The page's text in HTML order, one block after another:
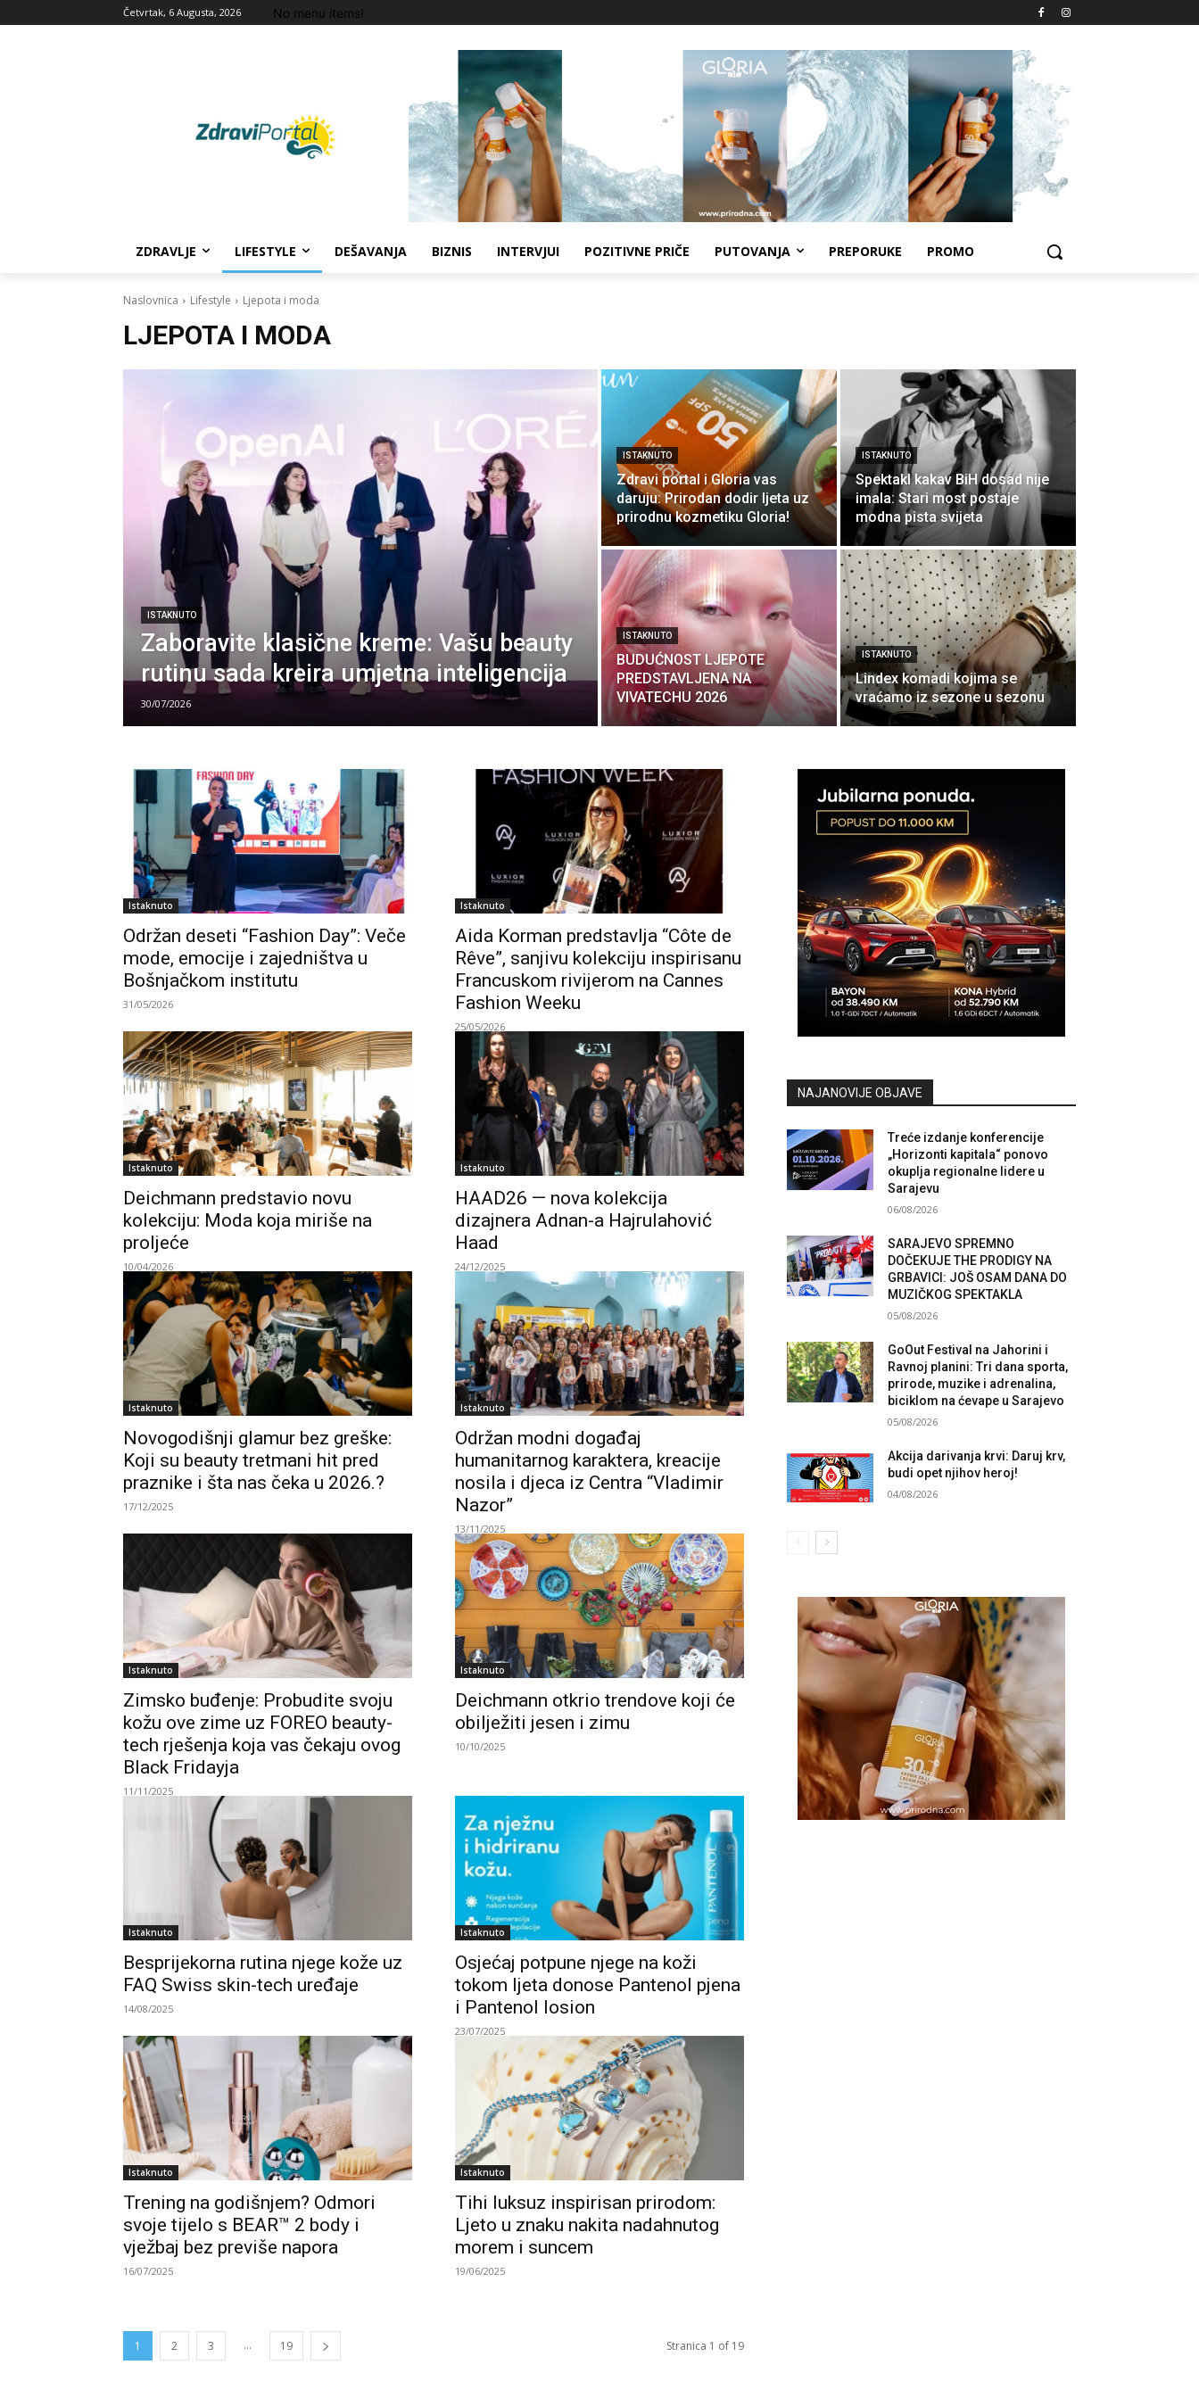
Četvrtak, 6 Augusta, 2026 No menu items!
ZDRAVLJE LIFESTYLE DEŠAVANJA BIZNIS INTERVJUI POZITIVNE PRIČE PUTOVANJA PREPORUKE PROMO
Naslovnica Lifestyle Ljepota i moda
LJEPOTA I MODA
ISTAKNUTO
Zaboravite klasične kreme: Vašu beauty
rutinu sada kreira umjetna inteligencija
30/07/2026
ISTAKNUTO
Zdravi portal i Gloria vas
daruju: Prirodan dodir ljeta uz
prirodnu kozmetiku Gloria!
ISTAKNUTO
Spektakl kakav BiH dosad nije
imala: Stari most postaje
modna pista svijeta
ISTAKNUTO
BUDUĆNOST LJEPOTE
PREDSTAVLJENA NA
VIVATECHU 2026
ISTAKNUTO
Lindex komadi kojima se
vraćamo iz sezone u sezonu
Istaknuto
Održan deseti “Fashion Day”: Veče
mode, emocije i zajedništva u
Bošnjačkom institutu
31/05/2026
Istaknuto
Aida Korman predstavlja “Côte de
Rêve”, sanjivu kolekciju inspirisanu
Francuskom rivijerom na Cannes
Fashion Weeku
25/05/2026
Istaknuto
Deichmann predstavio novu
kolekciju: Moda koja miriše na
proljeće
10/04/2026
Istaknuto
HAAD26 — nova kolekcija
dizajnera Adnan-a Hajrulahović
Haad
24/12/2025
Istaknuto
Novogodišnji glamur bez greške:
Koji su beauty tretmani hit pred
praznike i šta nas čeka u 2026.?
17/12/2025
Istaknuto
Održan modni događaj
humanitarnog karaktera, kreacije
nosila i djeca iz Centra “Vladimir
Nazor”
13/11/2025
Istaknuto
Zimsko buđenje: Probudite svoju
kožu ove zime uz FOREO beauty-
tech rješenja koja vas čekaju ovog
Black Fridayja
11/11/2025
Istaknuto
Deichmann otkrio trendove koji će
obilježiti jesen i zimu
10/10/2025
Istaknuto
Besprijekorna rutina njege kože uz
FAQ Swiss skin-tech uređaje
14/08/2025
Istaknuto
Osjećaj potpune njege na koži
tokom ljeta donose Pantenol pjena
i Pantenol losion
23/07/2025
Istaknuto
Trening na godišnjem? Odmori
svoje tijelo s BEAR™ 2 body i
vježbaj bez previše napora
16/07/2025
Istaknuto
Tihi luksuz inspirisan prirodom:
Ljeto u znaku nakita nadahnutog
morem i suncem
19/06/2025
1 2 3 ... 19 Stranica 1 of 19
NAJANOVIJE OBJAVE
Treće izdanje konferencije
„Horizonti kapitala“ ponovo
okuplja regionalne lidere u
Sarajevu
06/08/2026
SARAJEVO SPREMNO
DOČEKUJE THE PRODIGY NA
GRBAVICI: JOŠ OSAM DANA DO
MUZIČKOG SPEKTAKLA
05/08/2026
GoOut Festival na Jahorini i
Ravnoj planini: Tri dana sporta,
prirode, muzike i adrenalina,
biciklom na ćevape u Sarajevo
05/08/2026
Akcija darivanja krvi: Daruj krv,
budi opet njihov heroj!
04/08/2026